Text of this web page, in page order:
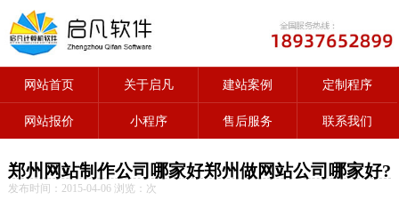
网站首页 关于启凡 建站案例 定制程序
网站报价 小程序 售后服务 联系我们
郑州网站制作公司哪家好郑州做网站公司哪家好?
发布时间：2015-04-06 浏览： 次